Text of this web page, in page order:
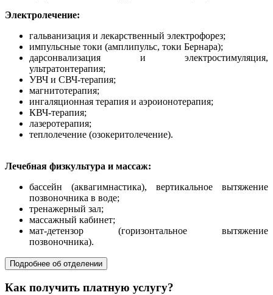
Электролечение:
гальванизация и лекарственный электрофорез;
импульсные токи (амплипульс, токи Бернара);
дарсонвализация и электростимуляция,
ультратонтерапия;
УВЧ и СВЧ-терапия;
магнитотерапия;
ингаляционная терапия и аэроионотерапия;
КВЧ-терапия;
лазеротерапия;
теплолечение (озокеритолечение).
Лечебная физкультура и массаж:
бассейн (аквагимнастика), вертикальное вытяжение
позвоночника в воде;
тренажерный зал;
массажный кабинет;
мат-детензор (горизонтальное вытяжение
позвоночника).
Подробнее об отделении
Как получить платную услугу?